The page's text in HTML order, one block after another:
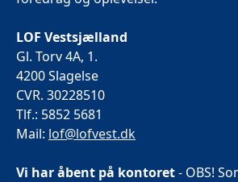
LOF Vestsjælland
Gl. Torv 4A, 1.
4200 Slagelse
CVR. 30228510
Tlf.: 5852 5681
Mail: lof@lofvest.dk
Vi har åbent på kontoret- OBS!